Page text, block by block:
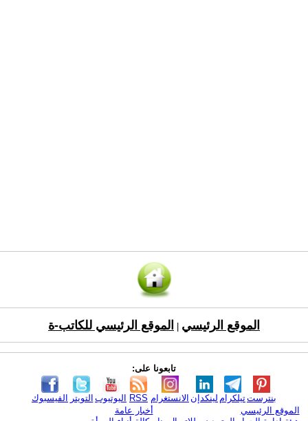
الموقع الرئيسي الموقع الرئيسي للكاتب-ة
تابعونا على:
الفيسبوك التويتر اليوتيوب RSS الانستغرام لينكدإن تيلكرامبنترست
الموقع الرئيسي
أخبار عامة